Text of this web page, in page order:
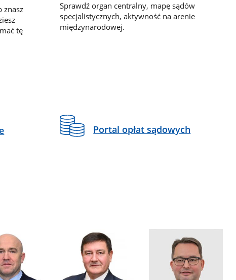
znasz
tę
Sprawdź organ centralny, mapę sądów
specjalistycznych, aktywność na arenie
międzynarodowej.
Portal opłat sądowych